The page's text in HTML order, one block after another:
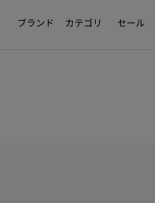
ブランド カテゴリ セール